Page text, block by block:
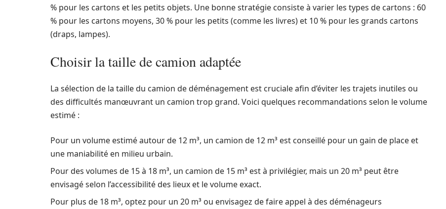
% pour les cartons et les petits objets. Une bonne stratégie consiste à varier les types de cartons : 60
% pour les cartons moyens, 30 % pour les petits (comme les livres) et 10 % pour les grands cartons
(draps, lampes).
Choisir la taille de camion adaptée
La sélection de la taille du camion de déménagement est cruciale afin d’éviter les trajets inutiles ou
des difficultés manœuvrant un camion trop grand. Voici quelques recommandations selon le volume
estimé :
Pour un volume estimé autour de 12 m³, un camion de 12 m³ est conseillé pour un gain de place et
une maniabilité en milieu urbain.
Pour des volumes de 15 à 18 m³, un camion de 15 m³ est à privilégier, mais un 20 m³ peut être
envisagé selon l’accessibilité des lieux et le volume exact.
Pour plus de 18 m³, optez pour un 20 m³ ou envisagez de faire appel à des déménageurs